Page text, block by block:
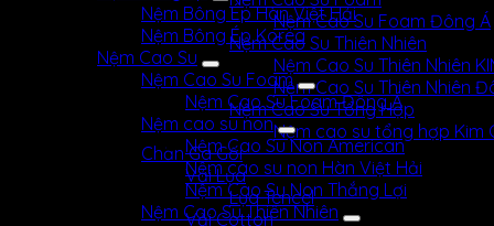
Nệm Cao Su Foam Đông Á
Nệm Cao Su Thiên Nhiên
Nệm Cao Su Thiên Nhiên
Nệm Cao Su Thiên Nhiên
Nệm Cao Su Tổng Hợp
Nệm cao su tổng hợp Kim
Chăn Ga Gối
Vải Lụa
Lụa Tencel
Vải Cotton
Nệm Bông Ép Hàn Việt Hải
Nệm Bông Ép Korea
Nệm Cao Su
Nệm Cao Su Foam
Nệm Cao Su Foam Đông Á
Nệm cao su non
Nệm Cao Su Non American
Nệm cao su non Hàn Việt Hải
Nệm Cao Su Non Thắng Lợi
Nệm Cao Su Thiên Nhiên